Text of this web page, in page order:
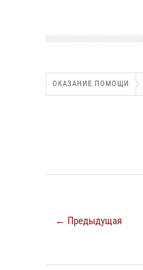
ОКАЗАНИЕ ПОМОЩИ
← Предыдущая